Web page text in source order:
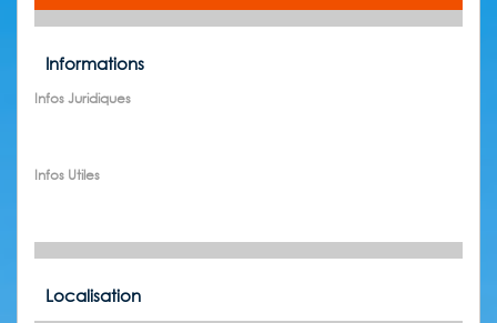
Informations
Infos Juridiques
Infos Utiles
Localisation